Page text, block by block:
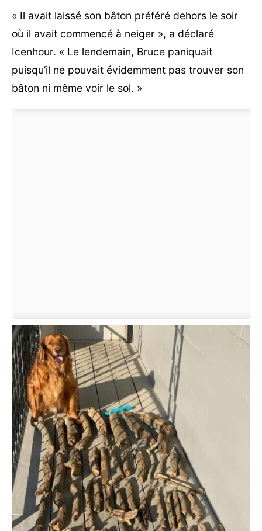
« Il avait laissé son bâton préféré dehors le soir
où il avait commencé à neiger », a déclaré
Icenhour. « Le lendemain, Bruce paniquait
puisqu’il ne pouvait évidemment pas trouver son
bâton ni même voir le sol. »